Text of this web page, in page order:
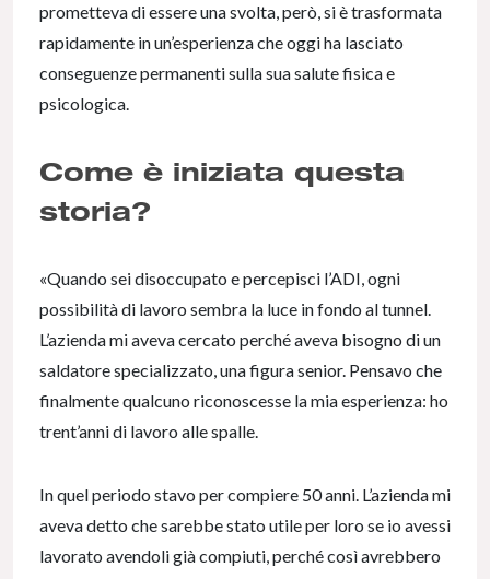
prometteva di essere una svolta, però, si è trasformata
rapidamente in un’esperienza che oggi ha lasciato
conseguenze permanenti sulla sua salute fisica e
psicologica.
Come è iniziata questa
storia?
«Quando sei disoccupato e percepisci l’ADI, ogni
possibilità di lavoro sembra la luce in fondo al tunnel.
L’azienda mi aveva cercato perché aveva bisogno di un
saldatore specializzato, una figura senior. Pensavo che
finalmente qualcuno riconoscesse la mia esperienza: ho
trent’anni di lavoro alle spalle.
In quel periodo stavo per compiere 50 anni. L’azienda mi
aveva detto che sarebbe stato utile per loro se io avessi
lavorato avendoli già compiuti, perché così avrebbero